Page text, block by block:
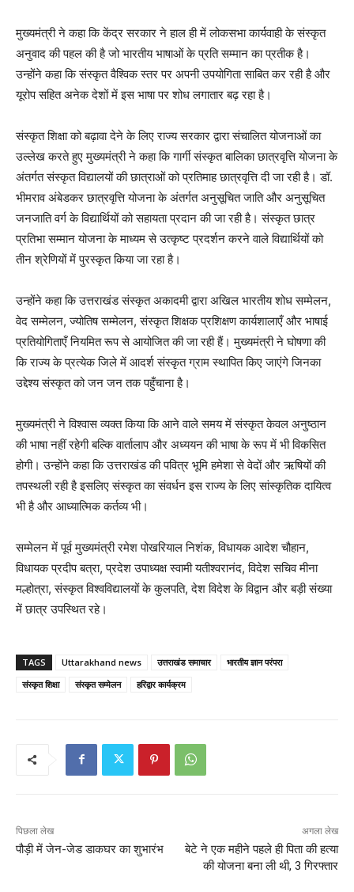
मुख्यमंत्री ने कहा कि केंद्र सरकार ने हाल ही में लोकसभा कार्यवाही के संस्कृत
अनुवाद की पहल की है जो भारतीय भाषाओं के प्रति सम्मान का प्रतीक है।
उन्होंने कहा कि संस्कृत वैश्विक स्तर पर अपनी उपयोगिता साबित कर रही है और
यूरोप सहित अनेक देशों में इस भाषा पर शोध लगातार बढ़ रहा है।
संस्कृत शिक्षा को बढ़ावा देने के लिए राज्य सरकार द्वारा संचालित योजनाओं का
उल्लेख करते हुए मुख्यमंत्री ने कहा कि गार्गी संस्कृत बालिका छात्रवृत्ति योजना के
अंतर्गत संस्कृत विद्यालयों की छात्राओं को प्रतिमाह छात्रवृत्ति दी जा रही है। डॉ.
भीमराव अंबेडकर छात्रवृत्ति योजना के अंतर्गत अनुसूचित जाति और अनुसूचित
जनजाति वर्ग के विद्यार्थियों को सहायता प्रदान की जा रही है। संस्कृत छात्र
प्रतिभा सम्मान योजना के माध्यम से उत्कृष्ट प्रदर्शन करने वाले विद्यार्थियों को
तीन श्रेणियों में पुरस्कृत किया जा रहा है।
उन्होंने कहा कि उत्तराखंड संस्कृत अकादमी द्वारा अखिल भारतीय शोध सम्मेलन,
वेद सम्मेलन, ज्योतिष सम्मेलन, संस्कृत शिक्षक प्रशिक्षण कार्यशालाएँ और भाषाई
प्रतियोगिताएँ नियमित रूप से आयोजित की जा रही हैं। मुख्यमंत्री ने घोषणा की
कि राज्य के प्रत्येक जिले में आदर्श संस्कृत ग्राम स्थापित किए जाएंगे जिनका
उद्देश्य संस्कृत को जन जन तक पहुँचाना है।
मुख्यमंत्री ने विश्वास व्यक्त किया कि आने वाले समय में संस्कृत केवल अनुष्ठान
की भाषा नहीं रहेगी बल्कि वार्तालाप और अध्ययन की भाषा के रूप में भी विकसित
होगी। उन्होंने कहा कि उत्तराखंड की पवित्र भूमि हमेशा से वेदों और ऋषियों की
तपस्थली रही है इसलिए संस्कृत का संवर्धन इस राज्य के लिए सांस्कृतिक दायित्व
भी है और आध्यात्मिक कर्तव्य भी।
सम्मेलन में पूर्व मुख्यमंत्री रमेश पोखरियाल निशंक, विधायक आदेश चौहान,
विधायक प्रदीप बत्रा, प्रदेश उपाध्यक्ष स्वामी यतीश्वरानंद, विदेश सचिव मीना
मल्होत्रा, संस्कृत विश्वविद्यालयों के कुलपति, देश विदेश के विद्वान और बड़ी संख्या
में छात्र उपस्थित रहे।
TAGS Uttarakhand news उत्तराखंड समाचार
भारतीय ज्ञान परंपरा
संस्कृत शिक्षा
संस्कृत सम्मेलन हरिद्वार कार्यक्रम
पिछला लेख
पौड़ी में जेन-जेड डाकघर का शुभारंभ
अगला लेख
बेटे ने एक महीने पहले ही पिता की हत्या
की योजना बना ली थी, 3 गिरफ्तार